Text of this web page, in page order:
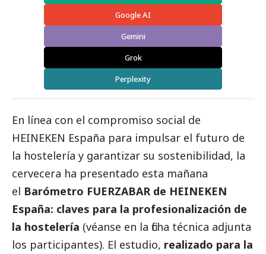
Google AI
Gemini
Grok
Perplexity
En línea con el compromiso social de
HEINEKEN España para impulsar el futuro de
la hostelería y garantizar su sostenibilidad, la
cervecera ha presentado esta mañana
el Barómetro FUERZABAR de HEINEKEN
España: claves para la profesionalización de
la hostelería (véanse en la ficha técnica adjunta
los participantes). El estudio, realizado para la